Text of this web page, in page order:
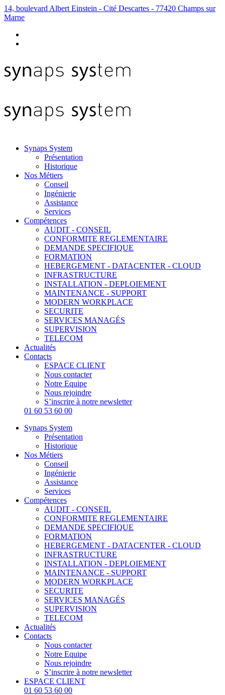
14, boulevard Albert Einstein - Cité Descartes - 77420 Champs sur
Marne
Synaps System
Présentation
Historique
Nos Métiers
Conseil
Ingénierie
Assistance
Services
Compétences
AUDIT - CONSEIL
CONFORMITE REGLEMENTAIRE
DEMANDE SPECIFIQUE
FORMATION
HEBERGEMENT - DATACENTER - CLOUD
INFRASTRUCTURE
INSTALLATION - DEPLOIEMENT
MAINTENANCE - SUPPORT
MODERN WORKPLACE
SECURITE
SERVICES MANAGÉS
SUPERVISION
TELECOM
Actualités
Contacts
ESPACE CLIENT
Nous contacter
Notre Equipe
Nous rejoindre
S’inscrire à notre newsletter
01 60 53 60 00
Synaps System
Présentation
Historique
Nos Métiers
Conseil
Ingénierie
Assistance
Services
Compétences
AUDIT - CONSEIL
CONFORMITE REGLEMENTAIRE
DEMANDE SPECIFIQUE
FORMATION
HEBERGEMENT - DATACENTER - CLOUD
INFRASTRUCTURE
INSTALLATION - DEPLOIEMENT
MAINTENANCE - SUPPORT
MODERN WORKPLACE
SECURITE
SERVICES MANAGÉS
SUPERVISION
TELECOM
Actualités
Contacts
Nous contacter
Notre Equipe
Nous rejoindre
S’inscrire à notre newsletter
ESPACE CLIENT
01 60 53 60 00